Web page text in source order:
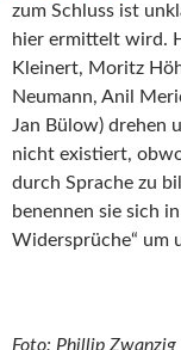
zum Schluss ist
hier ermittelt wird.
Kleinert, Moritz
Neumann, Anil
Jan Bülow) drehen
nicht existiert,
durch Sprache zu
benennen sie sich
Widersprüche“ um
Foto: Phillip Zwanzig